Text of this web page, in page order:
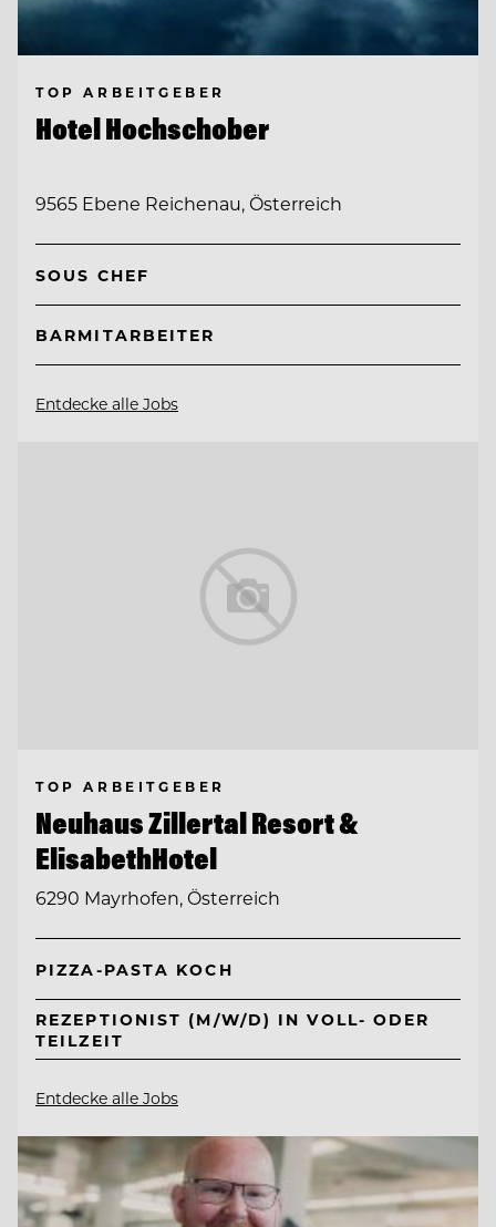
TOP ARBEITGEBER
Hotel Hochschober
9565 Ebene Reichenau, Österreich
SOUS CHEF
BARMITARBEITER
Entdecke alle Jobs
TOP ARBEITGEBER
Neuhaus Zillertal Resort &
ElisabethHotel
6290 Mayrhofen, Österreich
PIZZA-PASTA KOCH
REZEPTIONIST (M/W/D) IN VOLL- ODER
TEILZEIT
Entdecke alle Jobs